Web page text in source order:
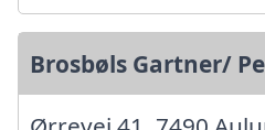
Brosbøls Gartner/